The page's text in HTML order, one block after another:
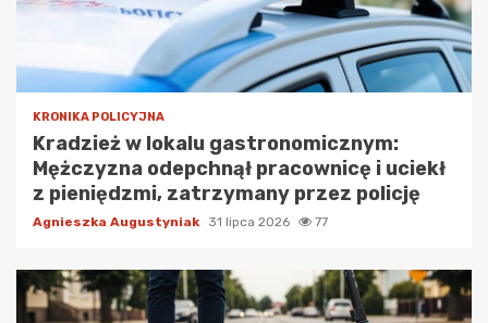
KRONIKA POLICYJNA
Kradzież w lokalu gastronomicznym:
Mężczyzna odepchnął pracownicę i uciekł
z pieniędzmi, zatrzymany przez policję
Agnieszka Augustyniak 31 lipca 2026 77